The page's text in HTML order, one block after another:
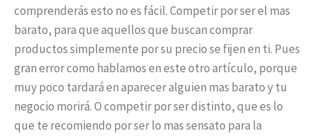
comprenderás esto no es fácil. Competir por ser el mas
barato, para que aquellos que buscan comprar
productos simplemente por su precio se fijen en ti. Pues
gran error como hablamos en este otro artículo, porque
muy poco tardará en aparecer alguien mas barato y tu
negocio morirá. O competir por ser distinto, que es lo
que te recomiendo por ser lo mas sensato para la